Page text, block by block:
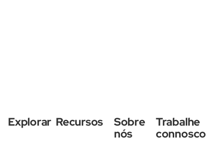
Explorar Recursos
Sobre
nós
Trabalhe
connosco